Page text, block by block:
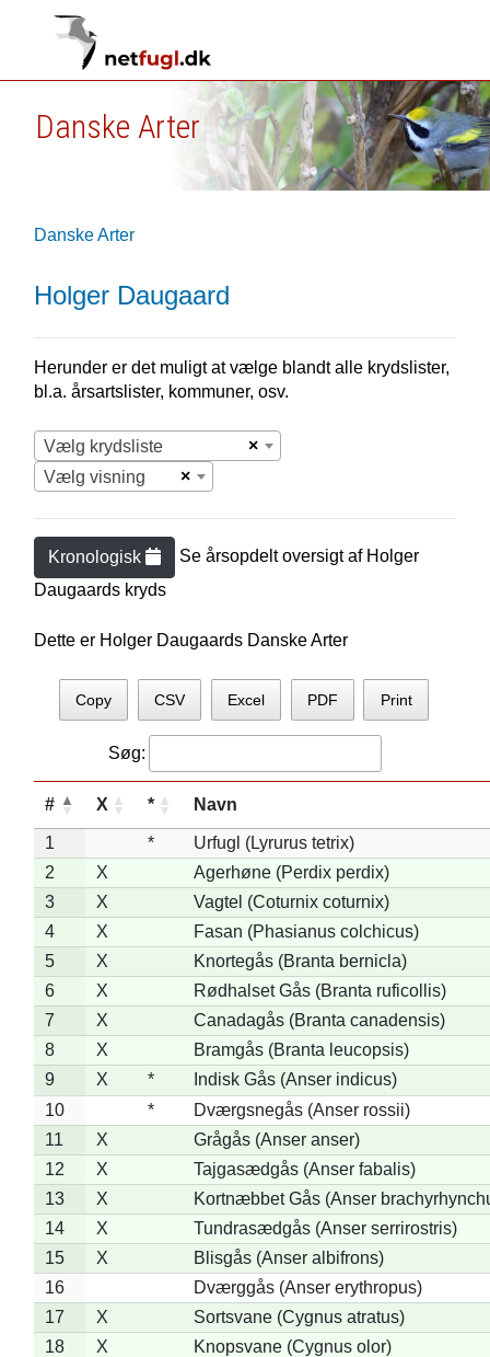
Danske Arter
Danske Arter
Holger Daugaard
Herunder er det muligt at vælge blandt alle krydslister,
bl.a. årsartslister, kommuner, osv.
×
Vælg krydsliste
×
Vælg visning
Kronologisk Se årsopdelt oversigt af Holger
Daugaards kryds
Dette er Holger Daugaards Danske Arter
Copy CSV Excel PDF Print
Søg:
# X * Navn
1 *
Urfugl (Lyrurus tetrix)
2
X
Agerhøne (Perdix perdix)
3
X
Vagtel (Coturnix coturnix)
4
X
Fasan (Phasianus colchicus)
5
X
Knortegås (Branta bernicla)
6
X
Rødhalset Gås (Branta ruficollis)
7
X
Canadagås (Branta canadensis)
8
X
Bramgås (Branta leucopsis)
9
X *
Indisk Gås (Anser indicus)
10
*
Dværgsnegås (Anser rossii)
11
X
Grågås (Anser anser)
12
X
Tajgasædgås (Anser fabalis)
13
X
Kortnæbbet Gås (Anser
14
X
Tundrasædgås (Anser serrirostris)
15
X
Blisgås (Anser albifrons)
16
Dværggås (Anser erythropus)
17
X
Sortsvane (Cygnus atratus)
18
X
Knopsvane (Cygnus olor)